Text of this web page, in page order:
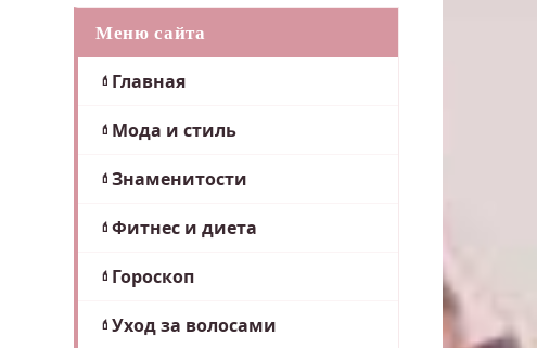
Меню сайта
Главная
Мода и стиль
Знаменитости
Фитнес и диета
Гороскоп
Уход за волосами